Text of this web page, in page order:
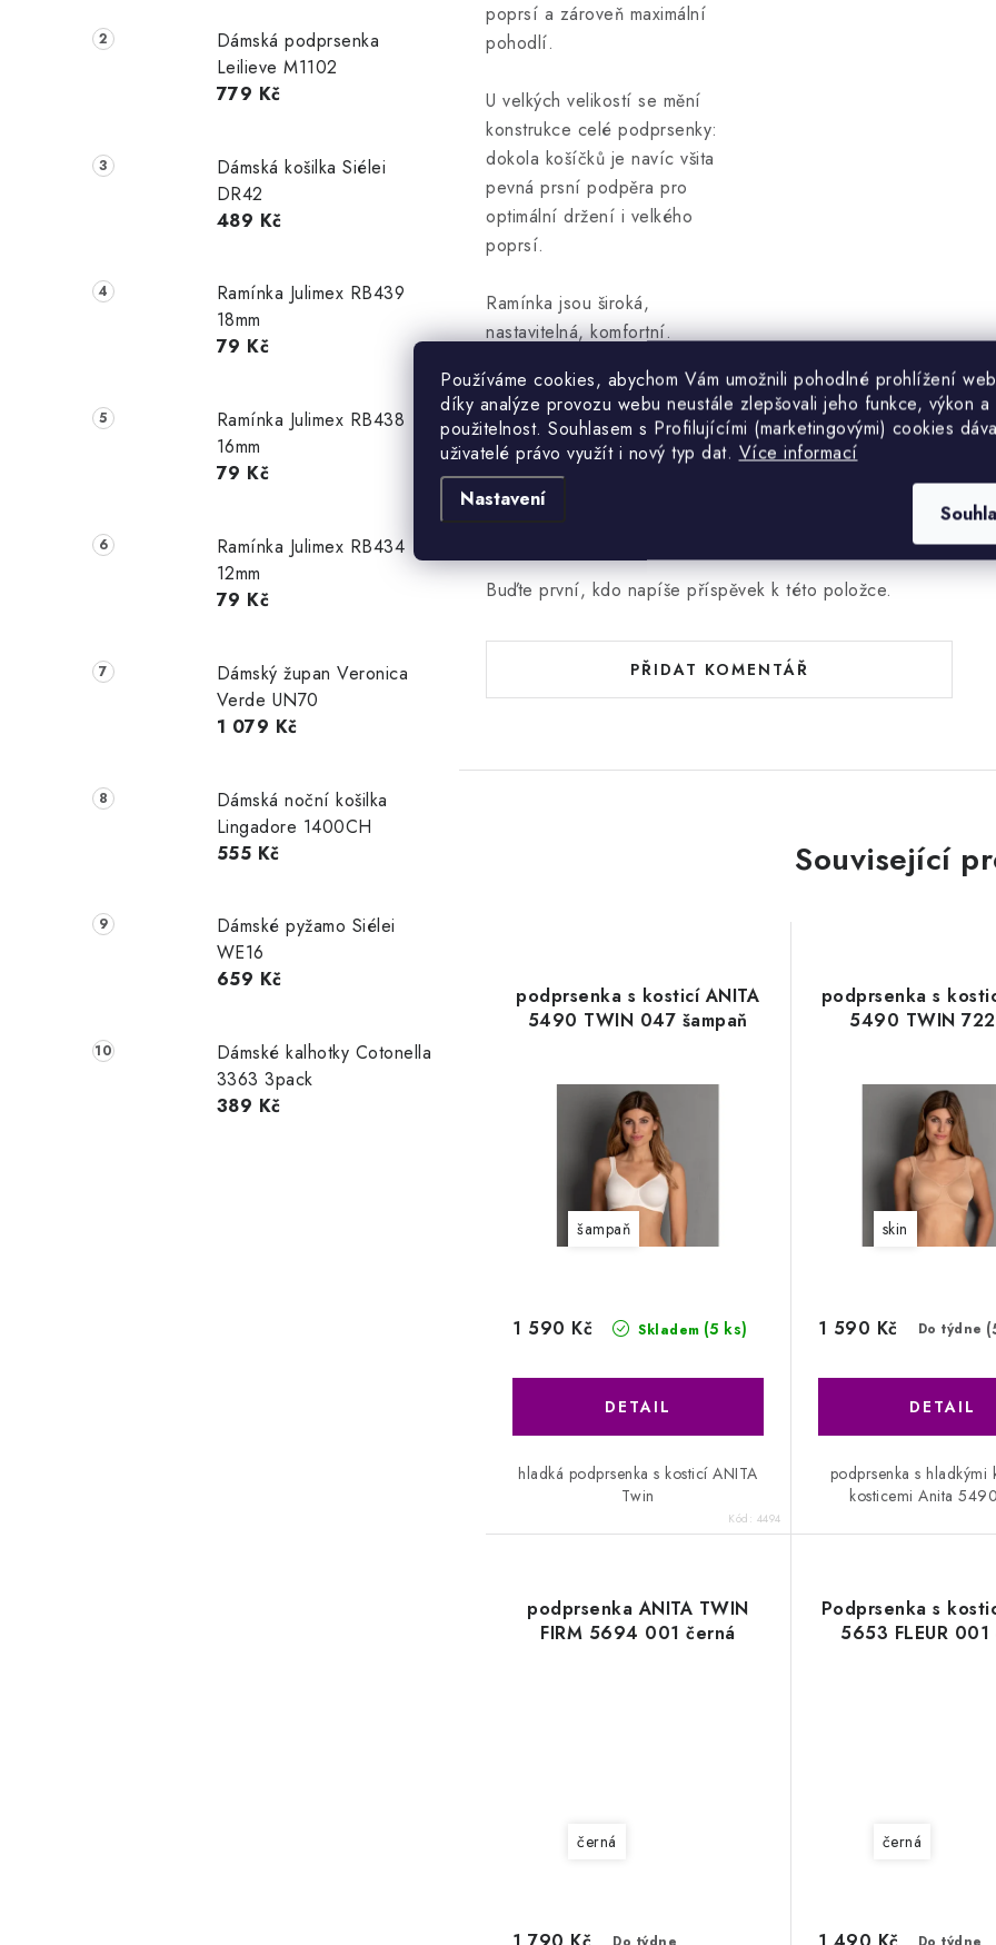
Používáme cookies, abychom Vám umožnili pohodlné prohlížení
díky analýze provozu webu neustále zlepšovali jeho funkce, výkon a
použitelnost. Souhlasem s Profilujícími (marketingovými) cookies
uživatelé právo využít i nový typ dat. Více informací
Nastavení
Dámská podprsenka
Leilieve M1102
779 Kč
Dámská košilka Siélei
DR42
489 Kč
Ramínka Julimex RB439
18mm
79 Kč
Ramínka Julimex RB438
16mm
79 Kč
Ramínka Julimex RB434
12mm
79 Kč
Dámský župan Veronica
Verde UN70
1 079 Kč
Dámská noční košilka
Lingadore 1400CH
555 Kč
Dámské pyžamo Siélei
WE16
659 Kč
Dámské kalhotky Cotonella
3363 3pack
389 Kč
poprsí a zároveň maximální
pohodlí.
U velkých velikostí se mění
konstrukce celé podprsenky:
dokola košíčků je navíc všita
pevná prsní podpěra pro
optimální držení i velkého
poprsí.
Ramínka jsou široká,
nastavitelná, komfortní.
Zadní díl nastavitelný do dvou
poloh je také podstatně širší.
Buďte první, kdo napíše příspěvek k této položce.
PŘIDAT KOMENTÁŘ
Související
podprsenka s kosticí ANITA
5490 TWIN 047 šampaň
šampaň
Skladem (5 ks)
1 590 Kč
hladká podprsenka s kosticí ANITA
Twin
Kód: 4494
podprsenka s
5490 TWIN
skin
Do týdne
1 590 Kč
podprsenka s hladkými
kosticemi Anita
podprsenka ANITA TWIN
FIRM 5694 001 černá
černá
Podprsenka s
5653 FLEUR 001
černá